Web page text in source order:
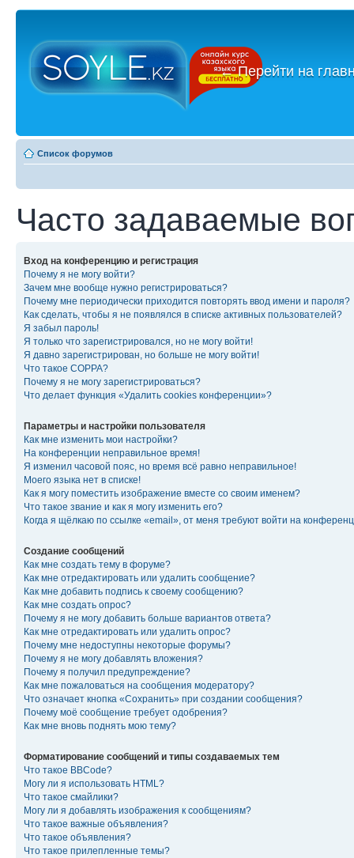
←Перейти на
Список форумов
Часто задаваемые
Вход на конференцию и регистрация
Почему я не могу войти?
Зачем мне вообще нужно регистрироваться?
Почему мне периодически приходится повторять ввод имени и пароля?
Как сделать, чтобы я не появлялся в списке активных пользователей?
Я забыл пароль!
Я только что зарегистрировался, но не могу войти!
Я давно зарегистрирован, но больше не могу войти!
Что такое COPPA?
Почему я не могу зарегистрироваться?
Что делает функция «Удалить cookies конференции»?
Параметры и настройки пользователя
Как мне изменить мои настройки?
На конференции неправильное время!
Я изменил часовой пояс, но время всё равно неправильное!
Моего языка нет в списке!
Как я могу поместить изображение вместе со своим именем?
Что такое звание и как я могу изменить его?
Когда я щёлкаю по ссылке «email», от меня требуют войти на
Создание сообщений
Как мне создать тему в форуме?
Как мне отредактировать или удалить сообщение?
Как мне добавить подпись к своему сообщению?
Как мне создать опрос?
Почему я не могу добавить больше вариантов ответа?
Как мне отредактировать или удалить опрос?
Почему мне недоступны некоторые форумы?
Почему я не могу добавлять вложения?
Почему я получил предупреждение?
Как мне пожаловаться на сообщения модератору?
Что означает кнопка «Сохранить» при создании сообщения?
Почему моё сообщение требует одобрения?
Как мне вновь поднять мою тему?
Форматирование сообщений и типы создаваемых тем
Что такое BBCode?
Могу ли я использовать HTML?
Что такое смайлики?
Могу ли я добавлять изображения к сообщениям?
Что такое важные объявления?
Что такое объявления?
Что такое прилепленные темы?